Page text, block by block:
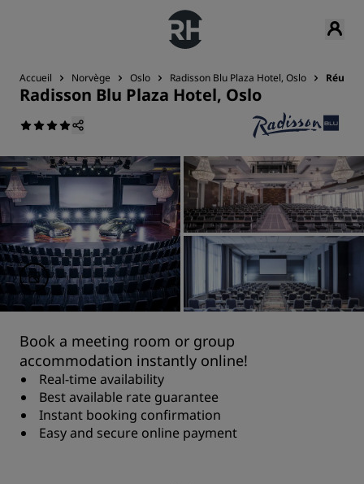
Accueil Norvège Oslo Radisson Blu Plaza Hotel, Oslo
Radisson Blu Plaza Hotel, Oslo
Book a meeting room or group
accommodation instantly online!
Real-time availability
Best available rate guarantee
Instant booking confirmation
Easy and secure online payment